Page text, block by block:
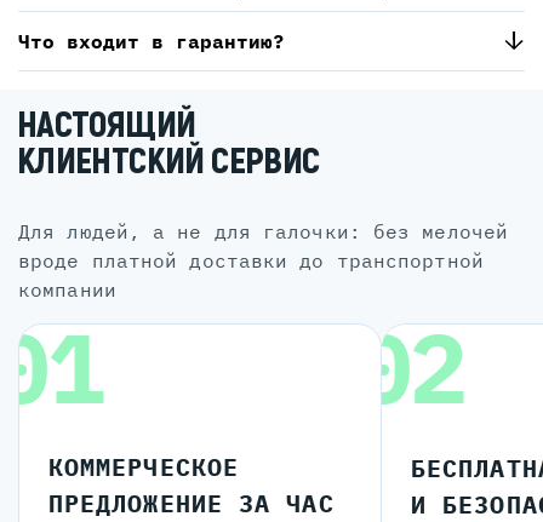
Что входит в гарантию?
НАСТОЯЩИЙ
КЛИЕНТСКИЙ СЕРВИС
для людей, а не для галочки: без мелочей
вроде платной доставки до транспортной
компании
КОММЕРЧЕСКОЕ
ПРЕДЛОЖЕНИЕ ЗА ЧАС
02
И